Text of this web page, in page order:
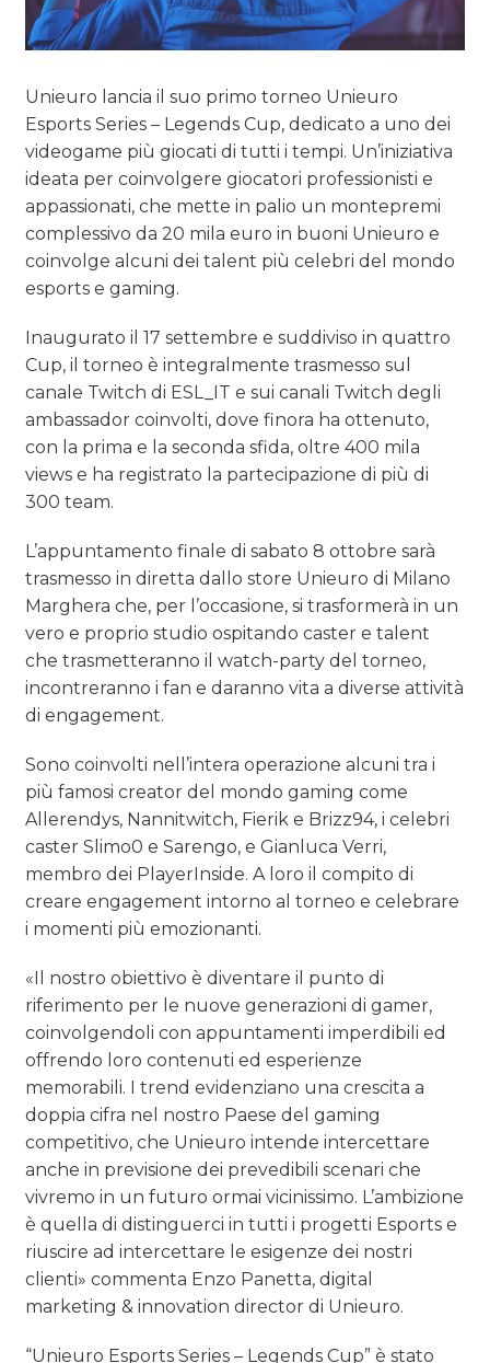
Unieuro lancia il suo primo torneo Unieuro
Esports Series – Legends Cup, dedicato a uno dei
videogame più giocati di tutti i tempi. Un’iniziativa
ideata per coinvolgere giocatori professionisti e
appassionati, che mette in palio un montepremi
complessivo da 20 mila euro in buoni Unieuro e
coinvolge alcuni dei talent più celebri del mondo
esports e gaming.
Inaugurato il 17 settembre e suddiviso in quattro
Cup, il torneo è integralmente trasmesso sul
canale Twitch di ESL_IT e sui canali Twitch degli
ambassador coinvolti, dove finora ha ottenuto,
con la prima e la seconda sfida, oltre 400 mila
views e ha registrato la partecipazione di più di
300 team.
L’appuntamento finale di sabato 8 ottobre sarà
trasmesso in diretta dallo store Unieuro di Milano
Marghera che, per l’occasione, si trasformerà in un
vero e proprio studio ospitando caster e talent
che trasmetteranno il watch-party del torneo,
incontreranno i fan e daranno vita a diverse attività
di engagement.
Sono coinvolti nell’intera operazione alcuni tra i
più famosi creator del mondo gaming come
Allerendys, Nannitwitch, Fierik e Brizz94, i celebri
caster Slimo0 e Sarengo, e Gianluca Verri,
membro dei PlayerInside. A loro il compito di
creare engagement intorno al torneo e celebrare
i momenti più emozionanti.
«Il nostro obiettivo è diventare il punto di
riferimento per le nuove generazioni di gamer,
coinvolgendoli con appuntamenti imperdibili ed
offrendo loro contenuti ed esperienze
memorabili. I trend evidenziano una crescita a
doppia cifra nel nostro Paese del gaming
competitivo, che Unieuro intende intercettare
anche in previsione dei prevedibili scenari che
vivremo in un futuro ormai vicinissimo. L’ambizione
è quella di distinguerci in tutti i progetti Esports e
riuscire ad intercettare le esigenze dei nostri
clienti» commenta Enzo Panetta, digital
marketing & innovation director di Unieuro.
“Unieuro Esports Series – Legends Cup” è stato